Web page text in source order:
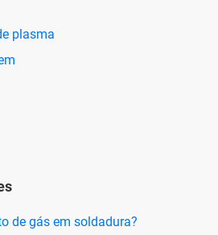
plasma
de gás em soldadura?